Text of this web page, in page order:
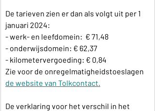
De tarieven zien er dan als volgt uit per 1
januari 2024:
- werk- en leefdomein:  € 71,48
- onderwijsdomein: € 62,37
- kilometervergoeding: € 0,84
Zie voor de onregelmatigheidstoeslagen
de website van Tolkcontact.
De verklaring voor het verschil in het